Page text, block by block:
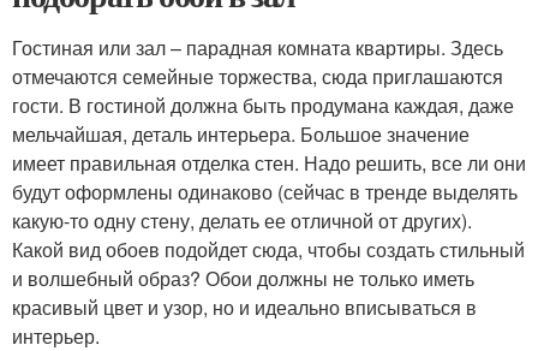
Гостиная или зал – парадная комната квартиры. Здесь
отмечаются семейные торжества, сюда приглашаются
гости. В гостиной должна быть продумана каждая, даже
мельчайшая, деталь интерьера. Большое значение
имеет правильная отделка стен. Надо решить, все ли они
будут оформлены одинаково (сейчас в тренде выделять
какую-то одну стену, делать ее отличной от других).
Какой вид обоев подойдет сюда, чтобы создать стильный
и волшебный образ? Обои должны не только иметь
красивый цвет и узор, но и идеально вписываться в
интерьер.